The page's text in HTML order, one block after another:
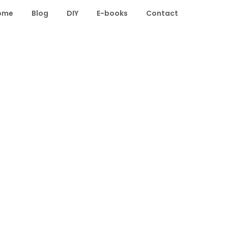
Blog DIY E-books Contact